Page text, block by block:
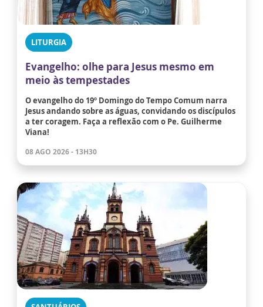
LITURGIA
Evangelho: olhe para Jesus mesmo em
meio às tempestades
O evangelho do 19º Domingo do Tempo Comum narra
Jesus andando sobre as águas, convidando os discípulos
a ter coragem. Faça a reflexão com o Pe. Guilherme
Viana!
08 AGO 2026 - 13H30